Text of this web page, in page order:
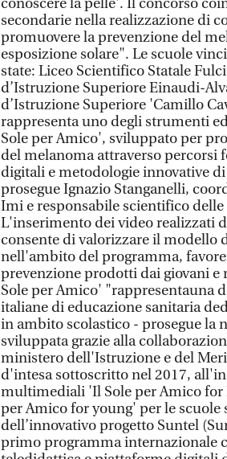
conoscere la pelle'. Il concorso
secondarie nella realizzazione di
promuovere la prevenzione del
esposizione solare". Le scuole
state: Liceo Scientifico Statale
d’Istruzione Superiore Einaudi-
d’Istruzione Superiore 'Camillo
rappresenta uno degli strumenti
Sole per Amico', sviluppato per
del melanoma attraverso
digitali e metodologie innovative
prosegue Ignazio Stanganelli,
Imi e responsabile scientifico
L'inserimento dei video realizzati
consente di valorizzare il modello
nell'ambito del programma,
prevenzione prodotti dai giovani
Sole per Amico' "rappresentauna
italiane di educazione sanitaria
in ambito scolastico - prosegue la
sviluppata grazie alla
ministero dell'Istruzione e del
d'intesa sottoscritto nel 2017,
multimediali 'Il Sole per Amico for
per Amico for young' per le scuole
dell’innovativo progetto Suntel
primo programma internazionale